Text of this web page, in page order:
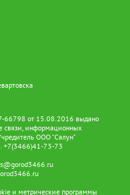
66798 от 15.08.2016 выдано
связи, информационных
ООО "Салун"
+7(3466)41-73-73
и метрические программы